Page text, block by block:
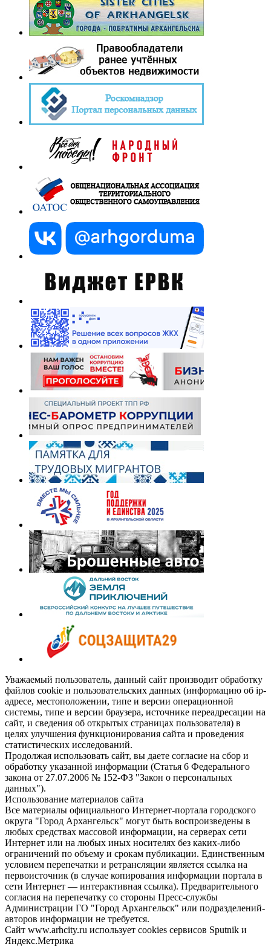
Уважаемый пользователь, данный сайт производит обработку
файлов cookie и пользовательских данных (информацию об ip-
адресе, местоположении, типе и версии операционной
системы, типе и версии браузера, источнике переадресации на
сайт, и сведения об открытых страницах пользователя) в
целях улучшения функционирования сайта и проведения
статистических исследований.
Продолжая использовать сайт, вы даете согласие на сбор и
обработку указанной информации (Статья 6 Федерального
закона от 27.07.2006 № 152-ФЗ "Закон о персональных
данных").
Использование материалов сайта
Все материалы официального Интернет-портала городского
округа "Город Архангельск" могут быть воспроизведены в
любых средствах массовой информации, на серверах сети
Интернет или на любых иных носителях без каких-либо
ограничений по объему и срокам публикации. Единственным
условием перепечатки и ретрансляции является ссылка на
первоисточник (в случае копирования информации портала в
сети Интернет — интерактивная ссылка). Предварительного
согласия на перепечатку со стороны Пресс-службы
Администрации ГО "Город Архангельск" или подразделений-
авторов информации не требуется.
Сайт www.arhcity.ru использует cookies сервисов Sputnik и
Яндекс.Метрика